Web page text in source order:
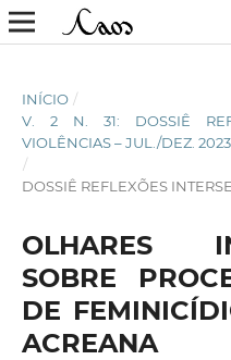
INÍCIO /
V. 2 N. 31: DOSSIÊ
VIOLÊNCIAS – JUL./DEZ. 2023
/
DOSSIÊ REFLEXÕES
OLHARES
SOBRE
DE
ACREANA